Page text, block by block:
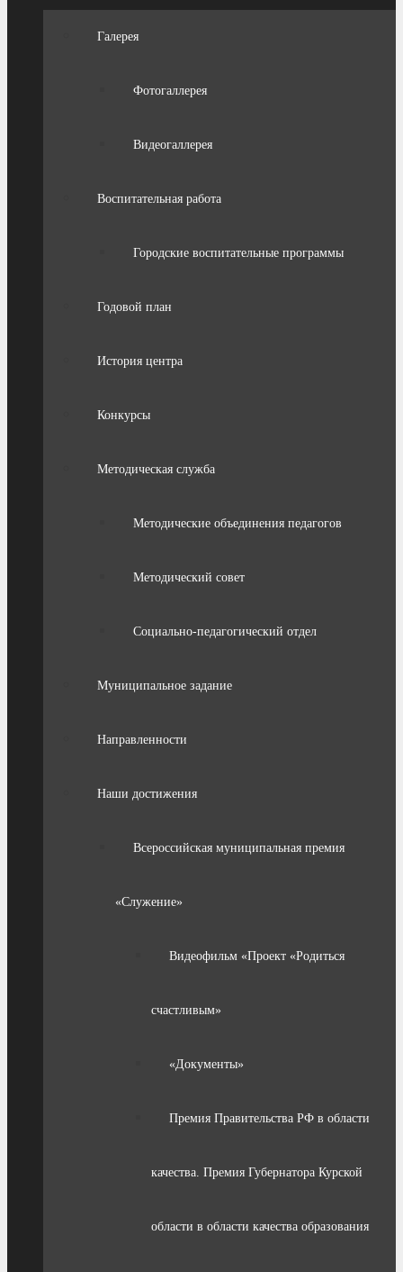
Галерея
Фотогаллерея
Видеогаллерея
Воспитательная работа
Городские воспитательные программы
Годовой план
История центра
Конкурсы
Методическая служба
Методические объединения педагогов
Методический совет
Социально-педагогический отдел
Муниципальное задание
Направленности
Наши достижения
Всероссийская муниципальная премия
«Служение»
Видеофильм «Проект «Родиться
счастливым»
«Документы»
Премия Правительства РФ в области
качества. Премия Губернатора Курской
области в области качества образования